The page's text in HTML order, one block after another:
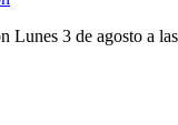
3 de agosto a las